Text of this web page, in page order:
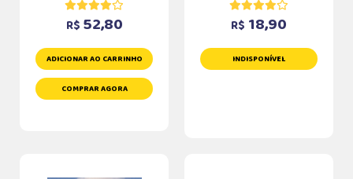
R$ 52,80
ADICIONAR AO CARRINHO
COMPRAR AGORA
R$ 18,90
INDISPONÍVEL